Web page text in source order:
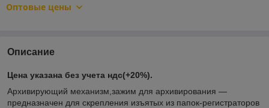
Оптовые цены
Описание
Цена указана без учета ндс(+20%).
Архивирующий механизм,зажим для архивирования ―
предназначен для скрепления изъятых из папок-регистраторов